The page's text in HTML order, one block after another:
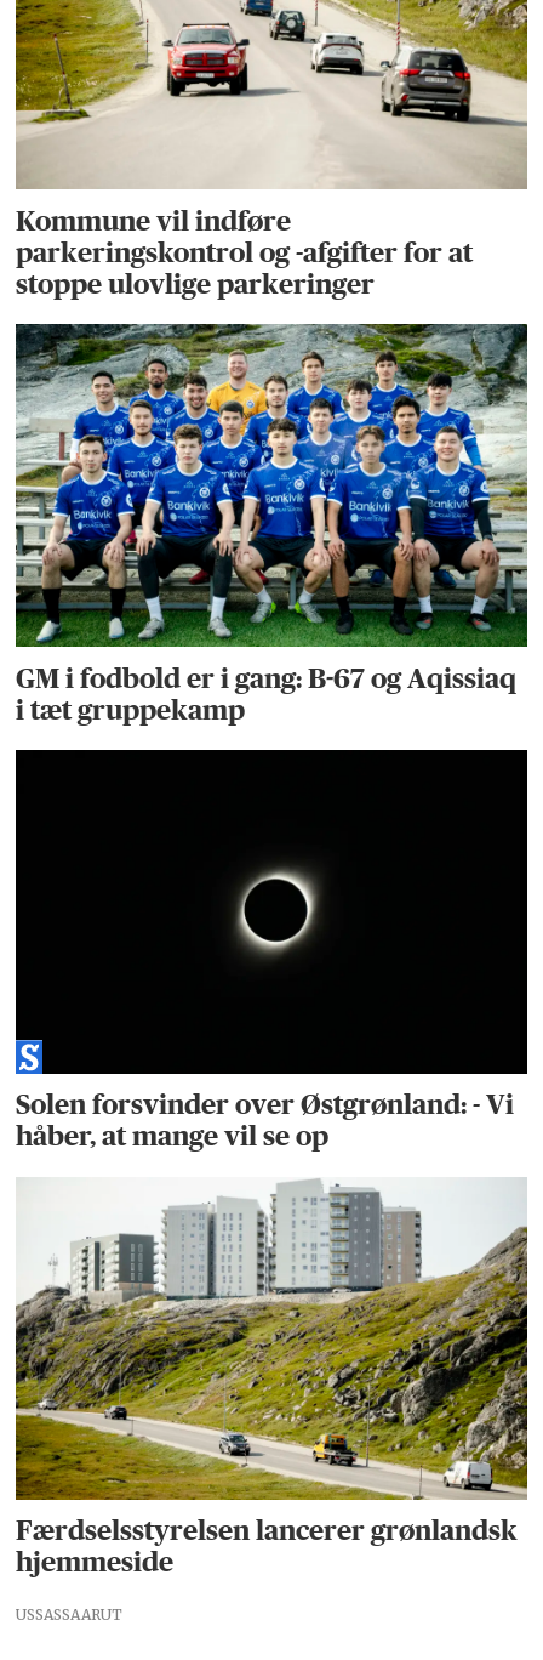
Kommune vil indføre
parkeringskontrol og -afgifter for at
stoppe ulovlige parkeringer
GM i fodbold er i gang: B-67 og Aqissiaq
i tæt gruppekamp
Solen forsvinder over Østgrønland: - Vi
håber, at mange vil se op
Færdselsstyrelsen lancerer grønlandsk
hjemmeside
USSASSAARUT